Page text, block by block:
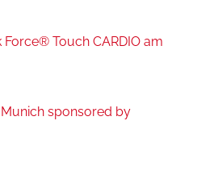
Touch CARDIO am
sponsored by